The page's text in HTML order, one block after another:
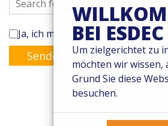
Ja, ich möchte den Enstall-
Senden
© 2026 Esdec. Alle Rechte
BEI ESDEC
Um zielgerichtet zu
möchten wir wissen,
Grund Sie diese
besuchen.